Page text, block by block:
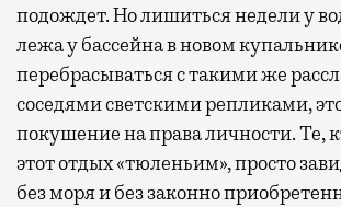
подождет. Но лишиться недели у
лежа у бассейна в новом
перебрасываться с такими же
соседями светскими репликами,
покушение на права личности. Те,
этот отдых «тюленьим», просто
без моря и без законно